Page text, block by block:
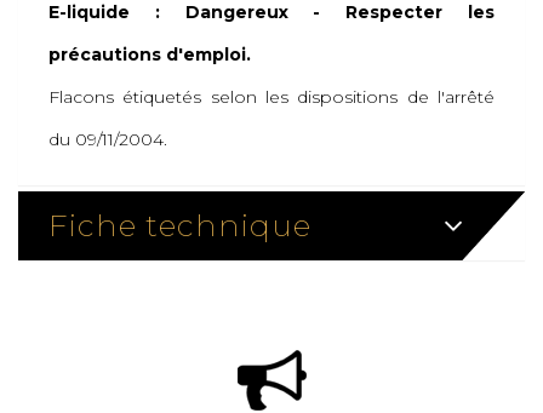
E-liquide : Dangereux - Respecter les
précautions d'emploi.
Flacons étiquetés selon les dispositions de l'arrêté
du 09/11/2004.
Fiche technique